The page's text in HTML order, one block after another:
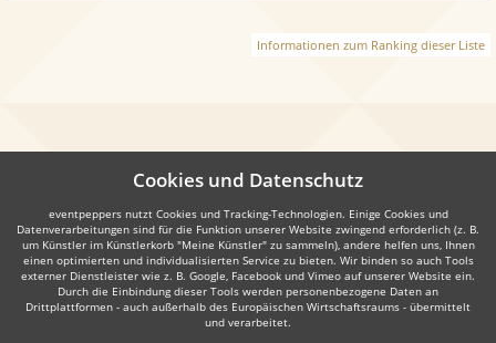
Informationen zum Ranking dieser Liste
Trompeter Trauerredner Dudelsackspieler
Cookies und Datenschutz
eventpeppers nutzt Cookies und Tracking-Technologien. Einige Cookies und
Datenverarbeitungen sind für die Funktion unserer Website zwingend erforderlich (z. B.
um Künstler im Künstlerkorb "Meine Künstler" zu sammeln), andere helfen uns, Ihnen
einen optimierten und individualisierten Service zu bieten. Wir binden so auch Tools
externer Dienstleister wie z. B. Google, Facebook und Vimeo auf unserer Website ein.
Durch die Einbindung dieser Tools werden personenbezogene Daten an
Drittplattformen - auch außerhalb des Europäischen Wirtschaftsraums - übermittelt
und verarbeitet.